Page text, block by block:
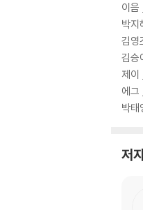
이음
박지
김영
김승
제이
에그
박태
저